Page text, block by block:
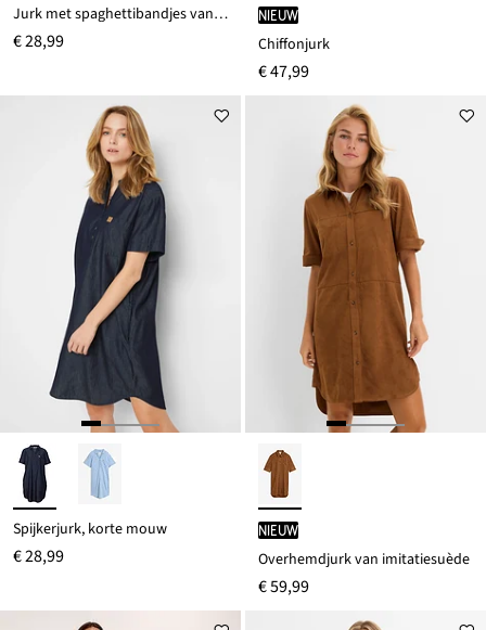
Jurk met spaghettibandjes van biologisch katoen
€ 28,99
Nieuw
Chiffonjurk
€ 47,99
Spijkerjurk, korte mouw
€ 28,99
Nieuw
Overhemdjurk van imitatiesuède
€ 59,99